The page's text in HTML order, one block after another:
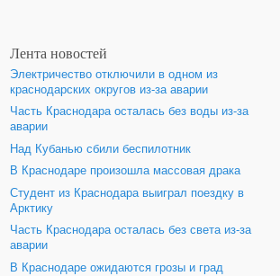
Лента новостей
Электричество отключили в одном из
краснодарских округов из-за аварии
Часть Краснодара осталась без воды из-за
аварии
Над Кубанью сбили беспилотник
В Краснодаре произошла массовая драка
Студент из Краснодара выиграл поездку в
Арктику
Часть Краснодара осталась без света из-за
аварии
В Краснодаре ожидаются грозы и град